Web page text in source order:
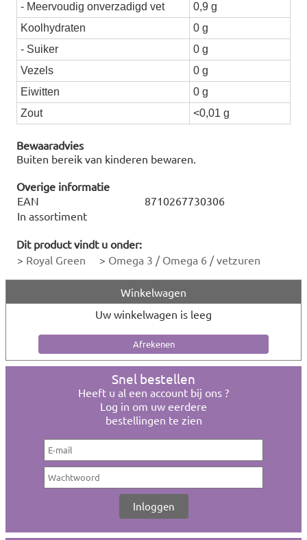
- Meervoudig onverzadigd vet
0,9 g
Koolhydraten
0 g
- Suiker
0 g
Vezels
0 g
Eiwitten
0 g
Zout
<0,01 g
Bewaaradvies
Buiten bereik van kinderen bewaren.
Overige informatie
EAN
8710267730306
In assortiment
Dit product vindt u onder:
> Royal Green > Omega 3 / Omega 6 / vetzuren
Winkelwagen
Uw winkelwagen is leeg
Snel bestellen
Heeft u al een account bij ons ?
Log in om uw eerdere
bestellingen te zien